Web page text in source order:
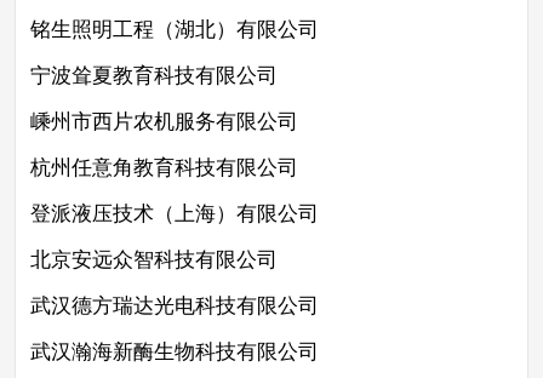
铭生照明工程（湖北）有限公司
宁波耸夏教育科技有限公司
嵊州市西片农机服务有限公司
杭州任意角教育科技有限公司
登派液压技术（上海）有限公司
北京安远众智科技有限公司
武汉德方瑞达光电科技有限公司
武汉瀚海新酶生物科技有限公司